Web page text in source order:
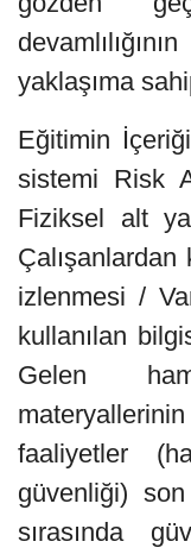
yaklaşıma
Eğitimin
sistemi Risk
Fiziksel alt
izlenmesi /
kullanılan
Gelen
faaliyetler
güvenliği)
sırasında